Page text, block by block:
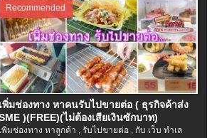
Recommended
เพิ่มช่องทาง หาคนรับไปขายต่อ ( ธุรกิจค้าส่ง
)(FREE)(ไม่ต้องเสียเงินซักบาท)
เพิ่มช่องทาง หาลูกค้า , รับไปขายต่อ , กับ เว็บ ทำเล